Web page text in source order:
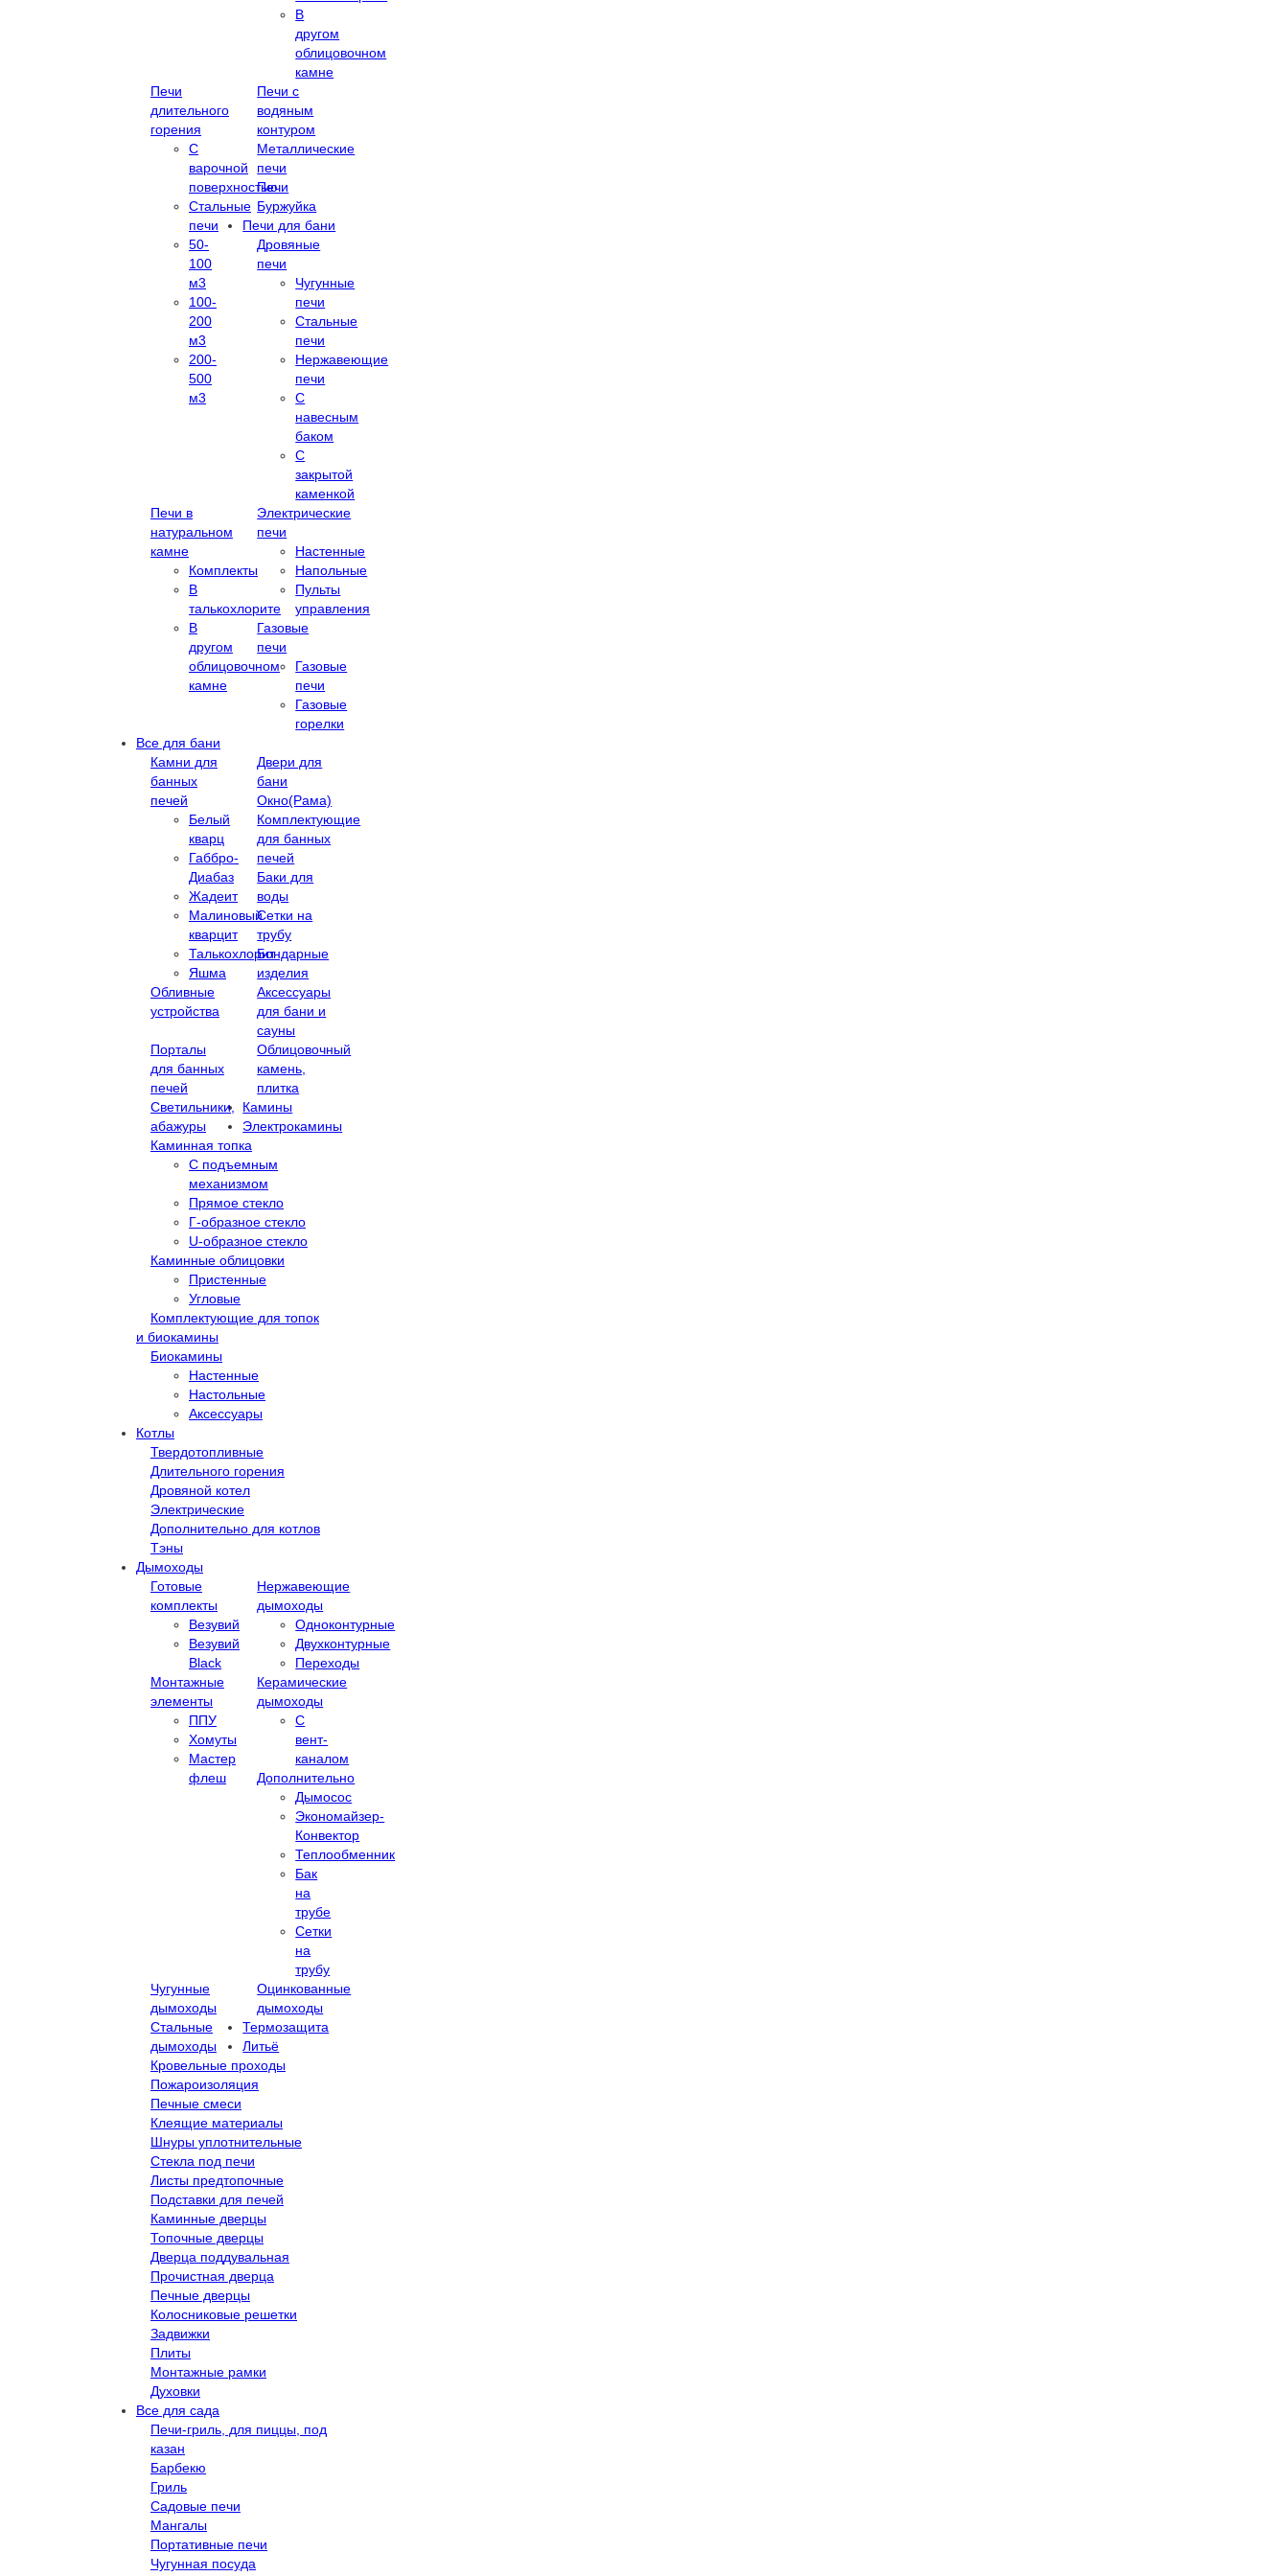
В
другом
облицовочном
камне
Печи
длительного
горения
С
варочной
поверхностью
Стальные
печи
50-
100
м3
100-
200
м3
200-
500
м3
Печи с
водяным
контуром
Металлические
печи
Печи
Буржуйка
Печи для бани
Дровяные
печи
Чугунные
печи
Стальные
печи
Нержавеющие
печи
С
навесным
баком
С
закрытой
каменкой
Печи в
натуральном
камне
Комплекты
В
талькохлорите
В
другом
облицовочном
камне
Электрические
печи
Настенные
Напольные
Пульты
управления
Газовые
печи
Газовые
печи
Газовые
горелки
Все для бани
Камни для
банных
печей
Белый
кварц
Габбро-
Диабаз
Жадеит
Малиновый
кварцит
Талькохлорит
Яшма
Двери для
бани
Окно(Рама)
Комплектующие
для банных
печей
Баки для
воды
Сетки на
трубу
Бондарные
изделия
Обливные
устройства
Аксессуары
для бани и
сауны
Порталы
для банных
печей
Облицовочный
камень,
плитка
Светильники,
абажуры
Камины
Каминная топка
С подъемным
механизмом
Прямое стекло
Г-образное стекло
U-образное стекло
Каминные облицовки
Пристенные
Угловые
Комплектующие для топок
Электрокамины
и биокамины
Биокамины
Настенные
Настольные
Аксессуары
Котлы
Твердотопливные
Длительного горения
Дровяной котел
Электрические
Дополнительно для котлов
Тэны
Дымоходы
Готовые
комплекты
Везувий
Везувий
Black
Нержавеющие
дымоходы
Одноконтурные
Двухконтурные
Переходы
Монтажные
элементы
ППУ
Хомуты
Мастер
флеш
Керамические
дымоходы
С
вент-
каналом
Дополнительно
Дымосос
Экономайзер-
Конвектор
Теплообменник
Бак
на
трубе
Сетки
на
трубу
Чугунные
дымоходы
Оцинкованные
дымоходы
Стальные
дымоходы
Термозащита
Кровельные проходы
Пожароизоляция
Печные смеси
Клеящие материалы
Шнуры уплотнительные
Стекла под печи
Листы предтопочные
Подставки для печей
Литьё
Каминные дверцы
Топочные дверцы
Дверца поддувальная
Прочистная дверца
Печные дверцы
Колосниковые решетки
Задвижки
Плиты
Монтажные рамки
Духовки
Все для сада
Печи-гриль, для пиццы, под
казан
Барбекю
Гриль
Садовые печи
Мангалы
Портативные печи
Чугунная посуда